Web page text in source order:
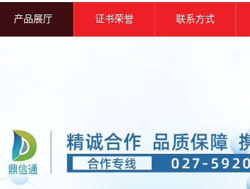
产品展厅 证书荣誉 联系方式